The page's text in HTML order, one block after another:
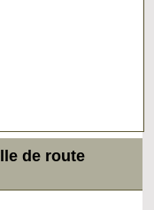
de route